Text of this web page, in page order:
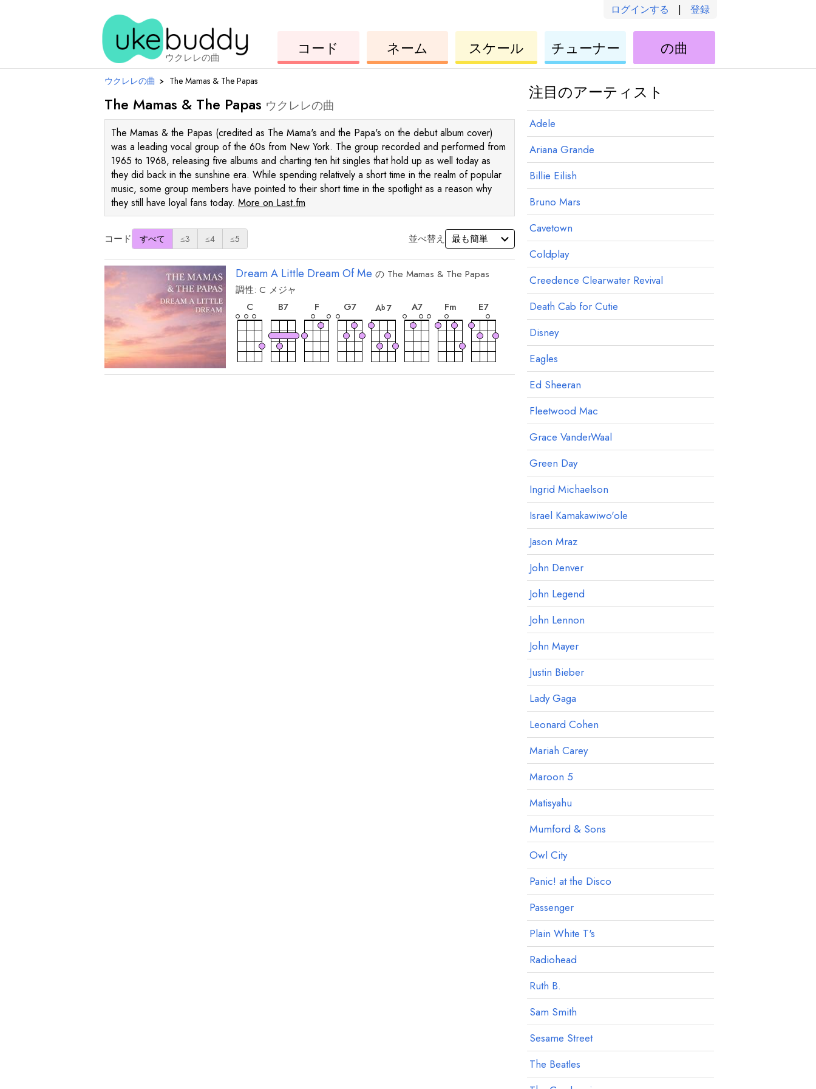
ログインする | 登録
ウクレレの曲 ク
レ
コード
コ
ー
ド
ネーム
ウ
ク
レ
スケール ク
レ
チューナー
ウ
ク
レ
の曲
ウクレレの曲 › The Mamas & The Papas
The Mamas & The Papas ウクレレの曲
The Mamas & the Papas (credited as The Mama's and the Papa's on the debut album cover)
was a leading vocal group of the 60s from New York. The group recorded and performed from
1965 to 1968, releasing five albums and charting ten hit singles that hold up as well today as
they did back in the sunshine era. While spending relatively a short time in the realm of popular
music, some group members have pointed to their short time in the spotlight as a reason why
they still have loyal fans today. More on Last.fm
コード すべて ≤3 ≤4 ≤5 並べ替え
Dream A Little Dream Of Me の The Mamas & The Papas
調性: C メジャ
C
和
B7
和
F G7 Ab7音 A7音 Fm E7
A
和
音 F#m
和
音 Bm
和
音
注目のアーティスト
Adele
Ariana Grande
Billie Eilish
Bruno Mars
Cavetown
Coldplay
Creedence Clearwater Revival
Death Cab for Cutie
Disney
Eagles
Ed Sheeran
Fleetwood Mac
Grace VanderWaal
Green Day
Ingrid Michaelson
Israel Kamakawiwo'ole
Jason Mraz
John Denver
John Legend
John Lennon
John Mayer
Justin Bieber
Lady Gaga
Leonard Cohen
Mariah Carey
Maroon 5
Matisyahu
Mumford & Sons
Owl City
Panic! at the Disco
Passenger
Plain White T's
Radiohead
Ruth B.
Sam Smith
Sesame Street
The Beatles